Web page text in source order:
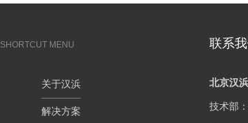
SHORTCUT MENU
关于汉浜
解决方案
联系
北京汉
技术部